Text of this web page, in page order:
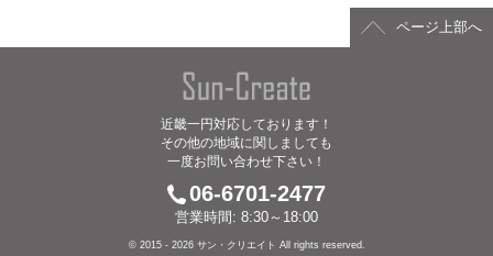
ページ上部へ
近畿一円対応しております！
その他の地域に関しましても
一度お問い合わせ下さい！
06-6701-2477
営業時間: 8:30～18:00
© 2015 - 2026 サン・クリエイト All rights reserved.
クロス･壁紙の張替え
フロア・床の張替え
キッチン
バス・浴室